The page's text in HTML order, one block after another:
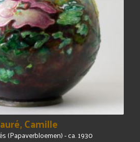
Camille
(Papaverbloemen) - ca. 1930